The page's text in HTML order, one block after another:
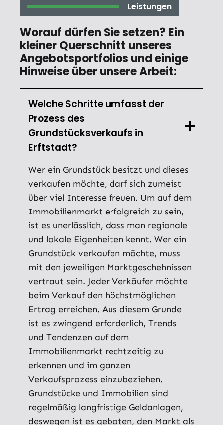
Leistungen
Worauf dürfen Sie setzen? Ein
kleiner Querschnitt unseres
Angebotsportfolios und einige
Hinweise über unsere Arbeit:
Welche Schritte umfasst der
Prozess des
Grundstücksverkaufs in
Erftstadt?
Wer ein Grundstück besitzt und dieses
verkaufen möchte, darf sich zumeist
über viel Interesse freuen. Um auf dem
Immobilienmarkt erfolgreich zu sein,
ist es unerlässlich, dass man regionale
und lokale Eigenheiten kennt. Wer ein
Grundstück verkaufen möchte, muss
mit den jeweiligen Marktgeschehnissen
vertraut sein. Jeder Verkäufer möchte
beim Verkauf den höchstmöglichen
Ertrag erreichen. Aus diesem Grunde
ist es zwingend erforderlich, Trends
und Tendenzen auf dem
Immobilienmarkt rechtzeitig zu
erkennen und im ganzen
Verkaufsprozess einzubeziehen.
Grundstücke und Immobilien sind
regelmäßig langfristige Geldanlagen,
deswegen ist es geboten, den Markt als